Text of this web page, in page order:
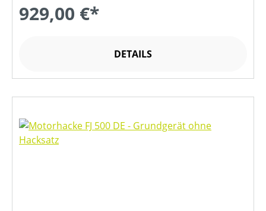
929,00 €*
DETAILS